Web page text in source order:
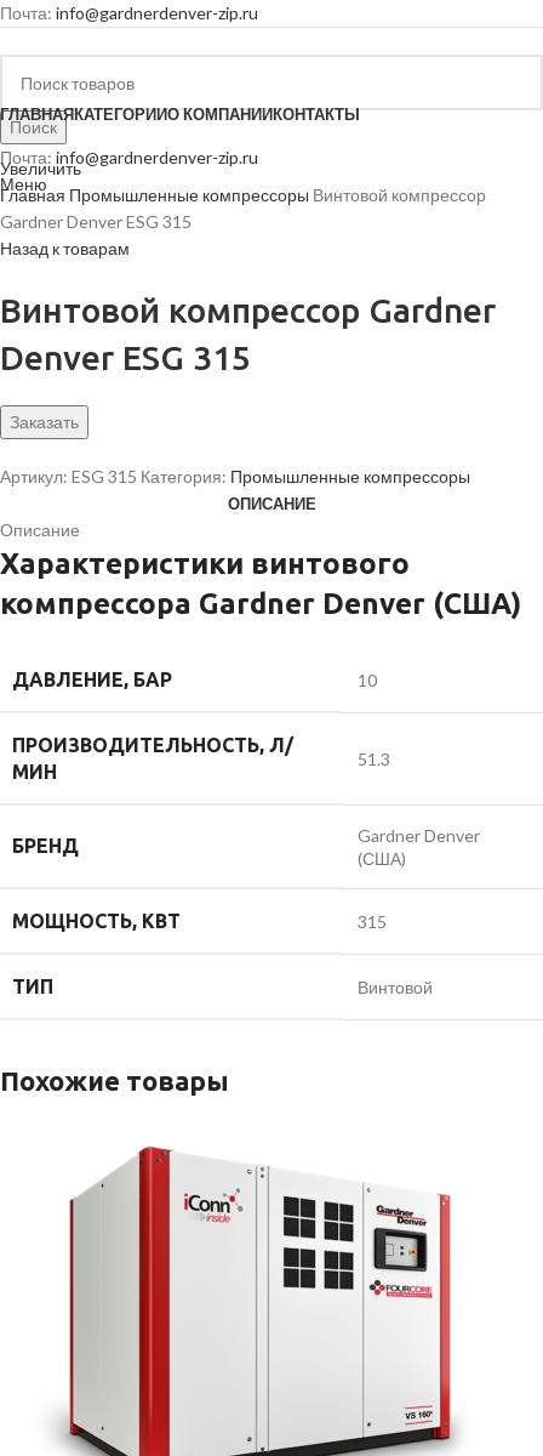
Почта: info@gardnerdenver-zip.ru
Поиск
Почта: info@gardnerdenver-zip.ru
Меню
ГЛАВНАЯКАТЕГОРИИО КОМПАНИИКОНТАКТЫ
Увеличить
Главная Промышленные компрессоры Винтовой компрессор
Gardner Denver ESG 315
Назад к товарам
Винтовой компрессор Gardner
Denver ESG 315
Заказать
Артикул: ESG 315 Категория: Промышленные компрессоры
ОПИСАНИЕ
Описание
Характеристики винтового
компрессора Gardner Denver (США)
ДАВЛЕНИЕ, БАР 10
ПРОИЗВОДИТЕЛЬНОСТЬ, Л/
МИН
51.3
БРЕНД
Gardner Denver
(США)
МОЩНОСТЬ, КВТ 315
ТИП Винтовой
Похожие товары